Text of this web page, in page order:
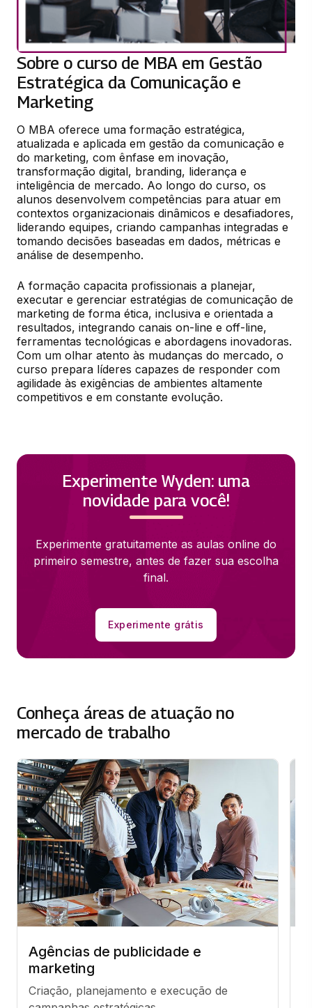
Sobre o curso de MBA em Gestão
Estratégica da Comunicação e
Marketing
O MBA oferece uma formação estratégica,
atualizada e aplicada em gestão da comunicação e
do marketing, com ênfase em inovação,
transformação digital, branding, liderança e
inteligência de mercado. Ao longo do curso, os
alunos desenvolvem competências para atuar em
contextos organizacionais dinâmicos e desafiadores,
liderando equipes, criando campanhas integradas e
tomando decisões baseadas em dados, métricas e
análise de desempenho.
A formação capacita profissionais a planejar,
executar e gerenciar estratégias de comunicação de
marketing de forma ética, inclusiva e orientada a
resultados, integrando canais on-line e off-line,
ferramentas tecnológicas e abordagens inovadoras.
Com um olhar atento às mudanças do mercado, o
curso prepara líderes capazes de responder com
agilidade às exigências de ambientes altamente
competitivos e em constante evolução.
Experimente Wyden: uma
novidade para você!
Experimente gratuitamente as aulas online do
primeiro semestre, antes de fazer sua escolha
final.
Experimente grátis
Conheça áreas de atuação no
mercado de trabalho
Agências de publicidade e
marketing
Criação, planejamento e execução de